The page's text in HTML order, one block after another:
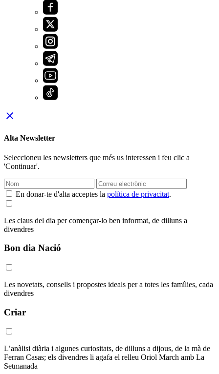
close
Alta Newsletter
Seleccioneu les newsletters que més us interessen i feu clic a
'Continuar'.
En donar-te d'alta acceptes la política de privacitat.
Les claus del dia per començar-lo ben informat, de dilluns a
divendres
Bon dia Nació
Les novetats, consells i propostes ideals per a totes les famílies, cada
divendres
Criar
L’anàlisi diària i algunes curiositats, de dilluns a dijous, de la mà de
Ferran Casas; els divendres li agafa el relleu Oriol March amb La
Setmanada